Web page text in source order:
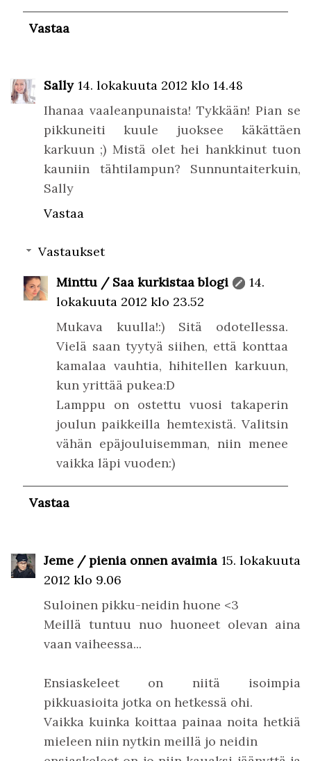
Vastaa
Sally 14. lokakuuta 2012 klo 14.48
Ihanaa vaaleanpunaista! Tykkään! Pian se
pikkuneiti kuule juoksee käkättäen
karkuun ;) Mistä olet hei hankkinut tuon
kauniin tähtilampun? Sunnuntaiterkuin,
Sally
Vastaa
Vastaukset
Minttu / Saa kurkistaa blogi
14.
lokakuuta 2012 klo 23.52
Mukava kuulla!:) Sitä odotellessa.
Vielä saan tyytyä siihen, että konttaa
kamalaa vauhtia, hihitellen karkuun,
kun yrittää pukea:D
Lamppu on ostettu vuosi takaperin
joulun paikkeilla hemtexistä. Valitsin
vähän epäjouluisemman, niin menee
vaikka läpi vuoden:)
Vastaa
Jeme / pienia onnen avaimia 15. lokakuuta
2012 klo 9.06
Suloinen pikku-neidin huone <3
Meillä tuntuu nuo huoneet olevan aina
vaan vaiheessa...
Ensiaskeleet on niitä isoimpia
pikkuasioita jotka on hetkessä ohi.
Vaikka kuinka koittaa painaa noita hetkiä
mieleen niin nytkin meillä jo neidin